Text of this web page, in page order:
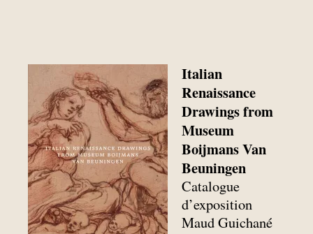
Italian
Renaissance
Drawings from
Museum
Boijmans Van
Beuningen
Catalogue
d’exposition
Maud Guichané